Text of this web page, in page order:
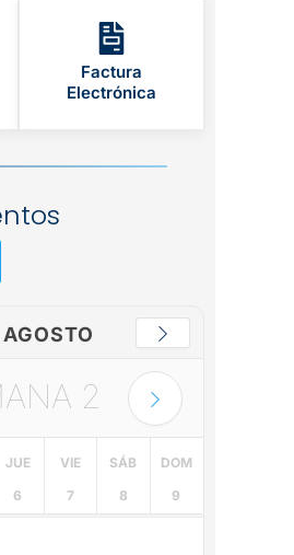
Factura
Electrónica
2
JUE
6
VIE
7
SÁB
8
DOM
9